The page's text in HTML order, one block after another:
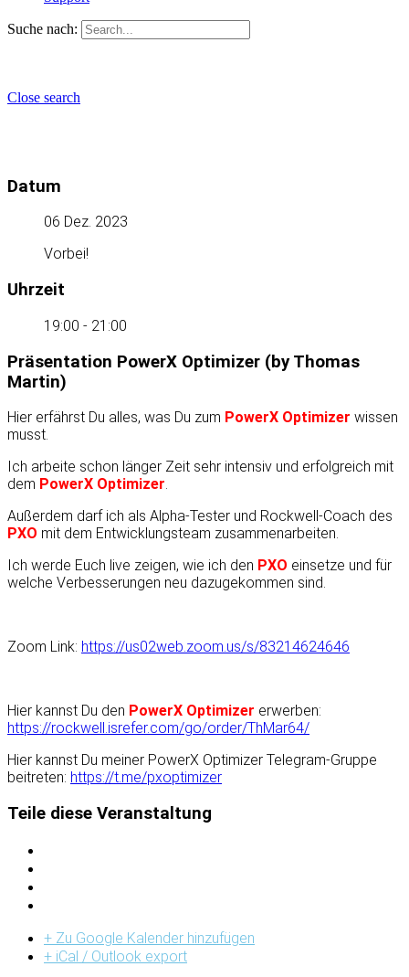
Suche nach:
Close search
Datum
06 Dez. 2023
Vorbei!
Uhrzeit
19:00 - 21:00
Präsentation PowerX Optimizer (by Thomas
Martin)
Hier erfährst Du alles, was Du zum PowerX Optimizer wissen
musst.
Ich arbeite schon länger Zeit sehr intensiv und erfolgreich mit
dem PowerX Optimizer.
Außerdem darf ich als Alpha-Tester und Rockwell-Coach des
PXO mit dem Entwicklungsteam zusammenarbeiten.
Ich werde Euch live zeigen, wie ich den PXO einsetze und für
welche Verbesserungen neu dazugekommen sind.
Zoom Link: https://us02web.zoom.us/s/83214624646
Hier kannst Du den PowerX Optimizer erwerben:
https://rockwell.isrefer.com/go/order/ThMar64/
Hier kannst Du meiner PowerX Optimizer Telegram-Gruppe
beitreten: https://t.me/pxoptimizer
Teile diese Veranstaltung
+ Zu Google Kalender hinzufügen
+ iCal / Outlook export